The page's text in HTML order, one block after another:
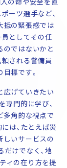
ーツ選手など、
抵の緊張感では
員としてその任
のではないかと
される警備員
標です。
広げていきたい
専門的に学び、
多角的な視点で
は、たとえば災
しいサービスの
けでなく、地
ィの在り方を提